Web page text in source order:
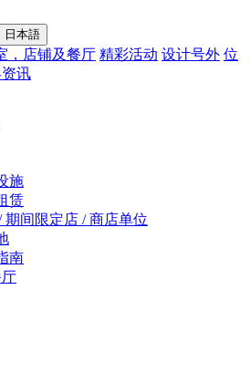
日本語
，店铺及餐厅 精彩活动 设计号外 位
讯
施
赁
期间限定店 / 商店单位
南